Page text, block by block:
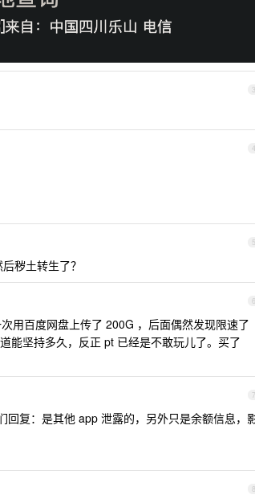
3
4
5
秽土转生了？
6
用百度网盘上传了 200G ，后面偶然发现限速了
能坚持多久，反正 pt 已经是不敢玩儿了。买了
7
回复：是其他 app 泄露的，另外只是余额信息，
8